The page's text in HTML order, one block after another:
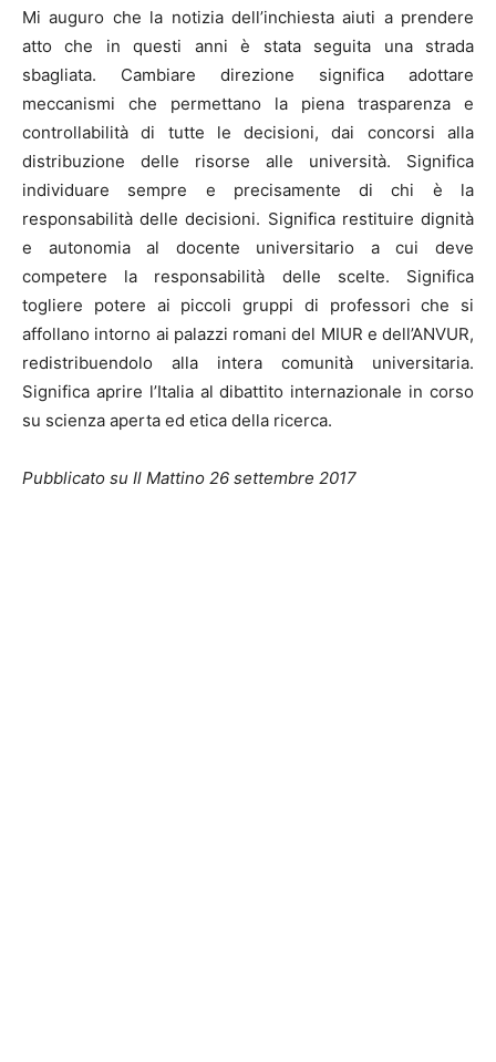
Mi auguro che la notizia dell’inchiesta aiuti a prendere
atto che in questi anni è stata seguita una strada
sbagliata. Cambiare direzione significa adottare
meccanismi che permettano la piena trasparenza e
controllabilità di tutte le decisioni, dai concorsi alla
distribuzione delle risorse alle università. Significa
individuare sempre e precisamente di chi è la
responsabilità delle decisioni. Significa restituire dignità
e autonomia al docente universitario a cui deve
competere la responsabilità delle scelte. Significa
togliere potere ai piccoli gruppi di professori che si
affollano intorno ai palazzi romani del MIUR e dell’ANVUR,
redistribuendolo alla intera comunità universitaria.
Significa aprire l’Italia al dibattito internazionale in corso
su scienza aperta ed etica della ricerca.
Pubblicato su Il Mattino 26 settembre 2017